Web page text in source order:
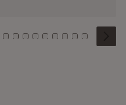
2 3 4
Kachel: 5
Zu Kachel: 6
Zu Kachel: 7
Zu Kachel: 8
Zu Kachel: 9
Zu Kachel: 10
Zu Kachel: 11
Zu Kachel: 12
Zu Kachel:
Zu